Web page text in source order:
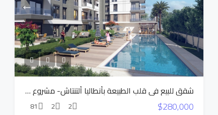
شقق للبيع في قلب الطبيعة بأنطاليا ألتنتاش- مشروع NEST
$280,000
2
2
81